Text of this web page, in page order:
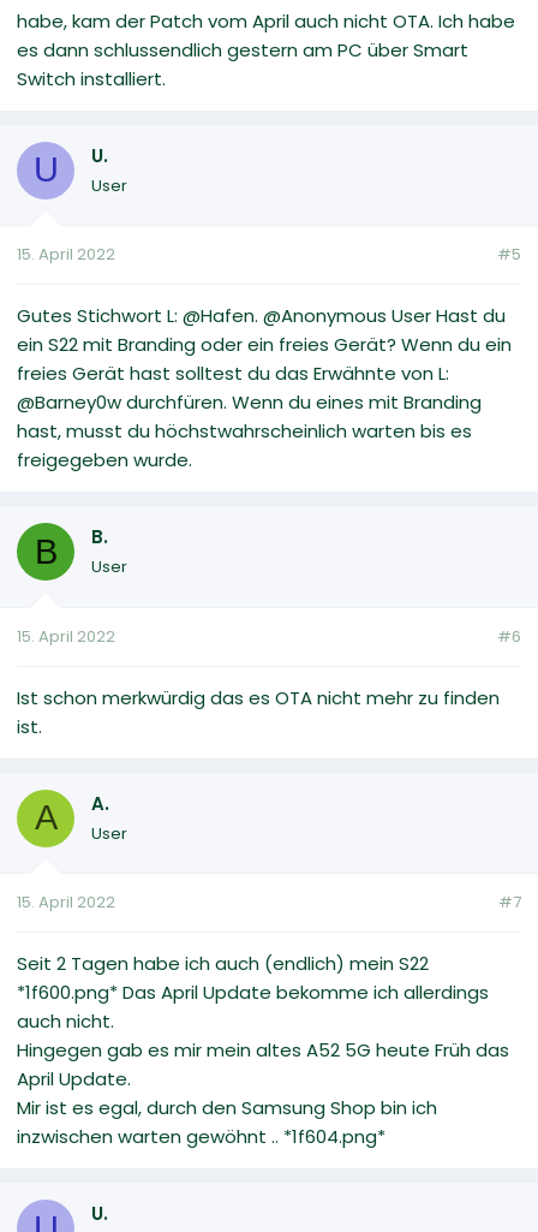
habe, kam der Patch vom April auch nicht OTA. Ich habe
es dann schlussendlich gestern am PC über Smart
Switch installiert.
U U.
User
15. April 2022 #5
Gutes Stichwort L: @Hafen. @Anonymous User Hast du
ein S22 mit Branding oder ein freies Gerät? Wenn du ein
freies Gerät hast solltest du das Erwähnte von L:
@Barney0w durchfüren. Wenn du eines mit Branding
hast, musst du höchstwahrscheinlich warten bis es
freigegeben wurde.
B B.
User
15. April 2022 #6
Ist schon merkwürdig das es OTA nicht mehr zu finden
ist.
A A.
User
15. April 2022 #7
Seit 2 Tagen habe ich auch (endlich) mein S22
*1f600.png* Das April Update bekomme ich allerdings
auch nicht.
Hingegen gab es mir mein altes A52 5G heute Früh das
April Update.
Mir ist es egal, durch den Samsung Shop bin ich
inzwischen warten gewöhnt .. *1f604.png*
U.